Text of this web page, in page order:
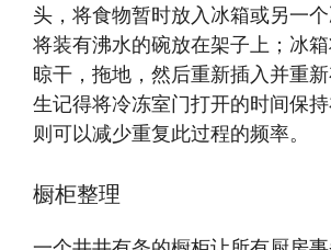
头，将食物暂时放入冰箱或另一
将装有沸水的碗放在架子上；冰
晾干，拖地，然后重新插入并重
生记得将冷冻室门打开的时间保持
则可以减少重复此过程的频率。
橱柜整理